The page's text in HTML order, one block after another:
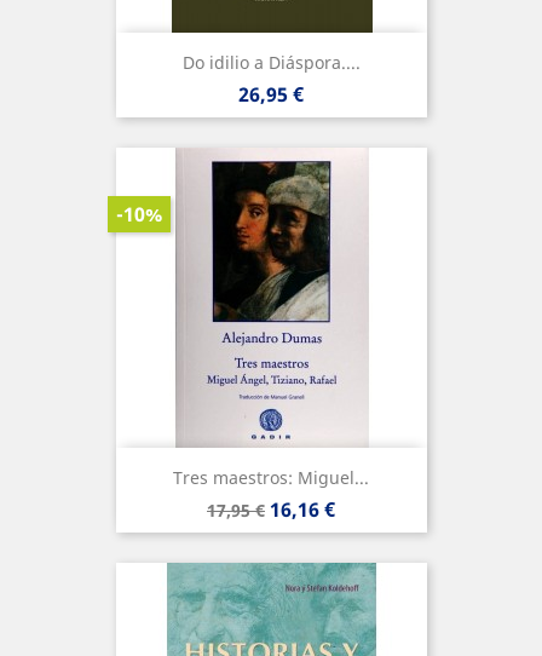
Do idilio a Diáspora....
Precio
26,95 €
Tres maestros: Miguel...
Precio
base
17,95 €
-10%
Precio
16,16 €